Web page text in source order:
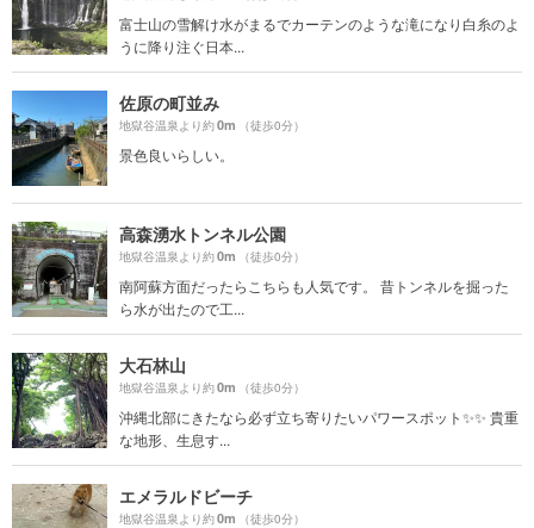
富士山の雪解け水がまるでカーテンのような滝になり白糸のよ
うに降り注ぐ日本...
佐原の町並み
地獄谷温泉より約0m （徒歩0分）
景色良いらしい。
高森湧水トンネル公園
地獄谷温泉より約0m （徒歩0分）
南阿蘇方面だったらこちらも人気です。 昔トンネルを掘った
ら水が出たので工...
大石林山
地獄谷温泉より約0m （徒歩0分）
沖縄北部にきたなら必ず立ち寄りたいパワースポット✨✨ 貴重
な地形、生息す...
エメラルドビーチ
地獄谷温泉より約0m （徒歩0分）